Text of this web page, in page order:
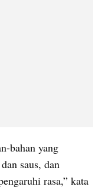
bahan yang
saus, dan
rasa,” kata